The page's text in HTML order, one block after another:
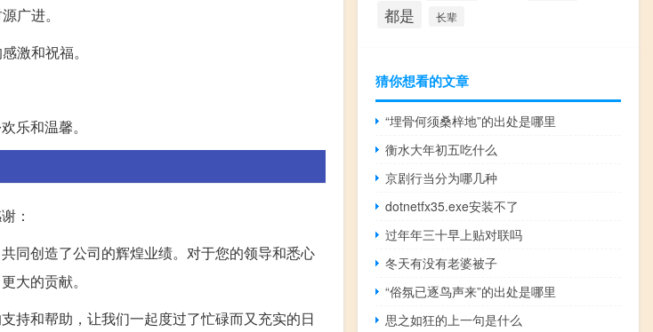
广进。
激和祝福。
乐和温馨。
：
同创造了公司的辉煌业绩。对于您的领导和悉心
大的贡献。
持和帮助，让我们一起度过了忙碌而又充实的日
都是 长辈
猜你想看的文章
“埋骨何须桑梓地”的出处是哪里
衡水大年初五吃什么
京剧行当分为哪几种
dotnetfx35.exe安装不了
过年年三十早上贴对联吗
冬天有没有老婆被子
“俗氛已逐鸟声来”的出处是哪里
思之如狂的上一句是什么